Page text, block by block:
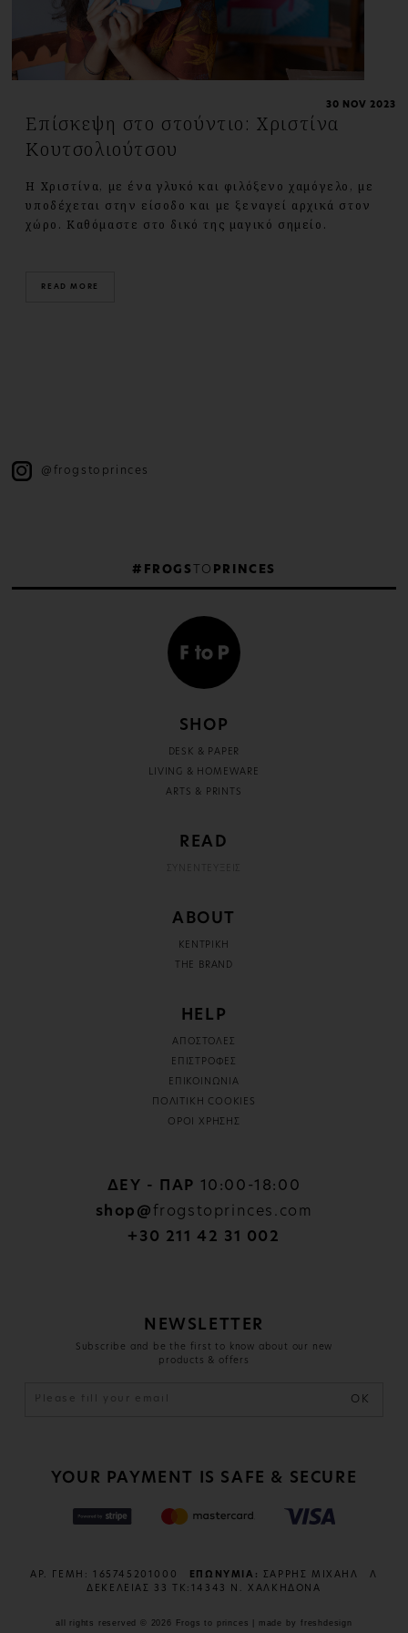
30 NOV 2023
Επίσκεψη στο στούντιο: Χριστίνα
Κουτσολιούτσου
Η Χριστίνα, με ένα γλυκό και φιλόξενο χαμόγελο, με
υποδέχεται στην είσοδο και με ξεναγεί αρχικά στον
χώρο. Καθόμαστε στο δικό της μαγικό σημείο.
READ MORE
@frogstoprinces
#FROGS TO PRINCES
SHOP
DESK & PAPER
LIVING & HOMEWARE
ARTS & PRINTS
READ
ABOUT
ΚΕΝΤΡΙΚΗ
THE BRAND
HELP
ΑΠΟΣΤΟΛΕΣ
ΕΠΙΣΤΡΟΦΕΣ
ΕΠΙΚΟΙΝΩΝΙΑ
ΠΟΛΙΤΙΚΗ COOKIES
ΟΡΟΙ ΧΡΗΣΗΣ
ΔΕΥ - ΠΑΡ 10:00-18:00
shop@ frogstoprinces.com
+30 211 42 31 002
NEWSLETTER
Subscribe and be the first to know about our new
products & offers
OK
YOUR PAYMENT IS SAFE & SECURE
ΑΡ. ΓΕΜΗ: 165745201000 ΕΠΩΝΥΜΙΑ: ΣΑΡΡΗΣ ΜΙΧΑΗΛ
Λ
ΔΕΚΕΛΕΙΑΣ 33 ΤΚ:14343 Ν. ΧΑΛΚΗΔΟΝΑ
all rights reserved © 2026 Frogs to princes | made by freshdesign